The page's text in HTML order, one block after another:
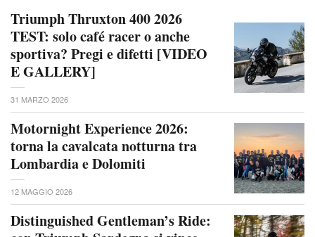
Triumph Thruxton 400 2026
TEST: solo café racer o anche
sportiva? Pregi e difetti [VIDEO
E GALLERY]
31 MARZO 2026
Motornight Experience 2026:
torna la cavalcata notturna tra
Lombardia e Dolomiti
12 MAGGIO 2026
Distinguished Gentleman’s Ride: